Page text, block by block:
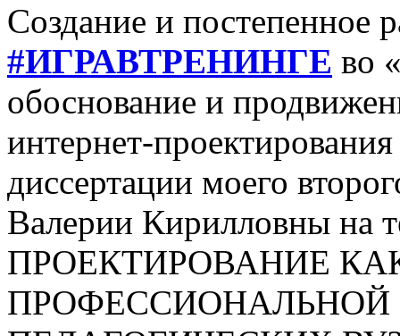
Создание и постепенное
#ИГРАВТРЕНИНГЕ во
обоснование и
интернет-
диссертации моего
Валерии Кирилловны
ПРОЕКТИРОВАНИЕ
ПРОФЕССИОНАЛЬНОЙ